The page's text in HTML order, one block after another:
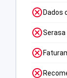
Dados
Serasa